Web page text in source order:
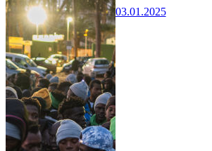
03.01.2025